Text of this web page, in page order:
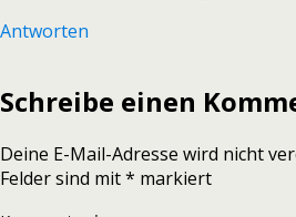
Antworten
Schreibe einen
Deine E-Mail-Adresse wird nicht
Felder sind mit* markiert